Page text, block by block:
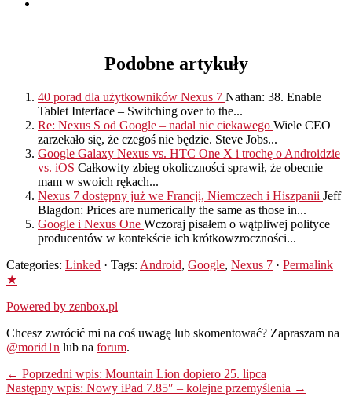
Podobne artykuły
40 porad dla użytkowników Nexus 7 Nathan: 38. Enable
Tablet Interface – Switching over to the...
Re: Nexus S od Google – nadal nic ciekawego Wiele CEO
zarzekało się, że czegoś nie będzie. Steve Jobs...
Google Galaxy Nexus vs. HTC One X i trochę o Androidzie
vs. iOS Całkowity zbieg okoliczności sprawił, że obecnie
mam w swoich rękach...
Nexus 7 dostępny już we Francji, Niemczech i Hiszpanii Jeff
Blagdon: Prices are numerically the same as those in...
Google i Nexus One Wczoraj pisałem o wątpliwej polityce
producentów w kontekście ich krótkowzroczności...
Categories: Linked · Tags: Android, Google, Nexus 7 · Permalink
★
Powered by zenbox.pl
Chcesz zwrócić mi na coś uwagę lub skomentować? Zapraszam na
@morid1n lub na forum.
← Poprzedni wpis: Mountain Lion dopiero 25. lipca
Następny wpis: Nowy iPad 7.85″ – kolejne przemyślenia →